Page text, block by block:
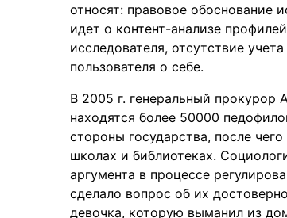
относят: правовое обоснование
идет о контент-анализе
исследователя, отсутствие
пользователя о себе.
В 2005 г. генеральный прокурор
находятся более 50000
стороны государства, после
школах и библиотеках.
аргумента в процессе
сделало вопрос об их
девочка, которую выманил из